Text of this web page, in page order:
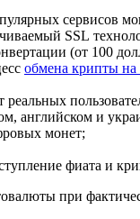
сервисов
SSL
(от 100
обмена крипты на
английском и
монет;
фиата и
при